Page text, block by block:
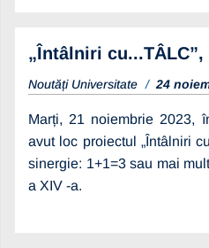
„Întâlniri cu...TÂLC”,
Noutăți Universitate 24
Marți, 21 noiembrie 2023,
avut loc proiectul „Întâlniri
sinergie: 1+1=3 sau mai
a XIV -a.